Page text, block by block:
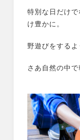
特別な日だけ
け豊かに。
野遊びをするよ
さあ自然の中で